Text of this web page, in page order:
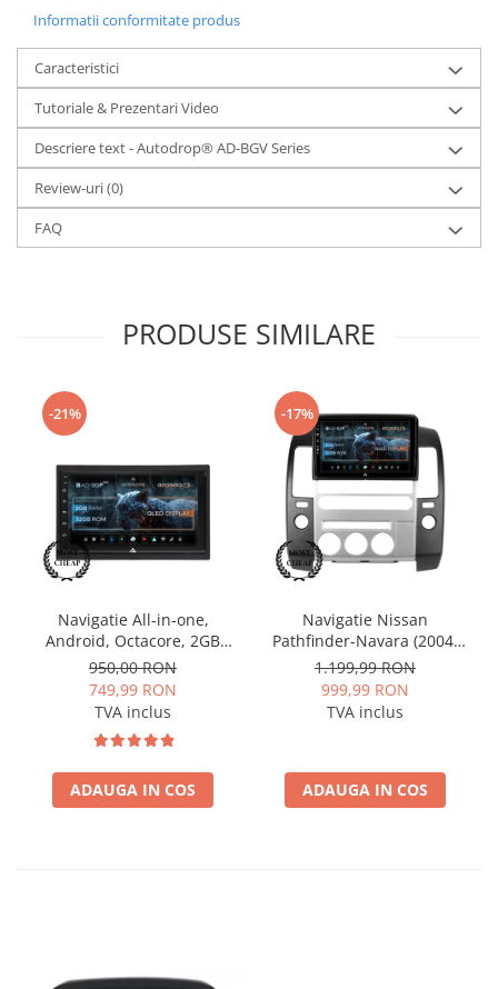
Informatii conformitate produs
Caracteristici
Tutoriale & Prezentari Video
Descriere text - Autodrop® AD-BGV Series
Review-uri(0)
FAQ
PRODUSE SIMILARE
-21%
Navigatie All-in-one,
Android, Octacore, 2GB
RAM & 32GB ROM, 7 Inch -
AD-BGP1002
950,00 RON
749,99 RON
TVA inclus
ADAUGA IN COS
-17%
Navigatie Nissan
Pathfinder-Navara (2004-
2014), Android, P-Octacore /
2GB RAM + 32GB ROM, 9
Inch - AD-BGP9002+AD-
BGRKIT170V2
1.199,99 RON
999,99 RON
TVA inclus
ADAUGA IN COS